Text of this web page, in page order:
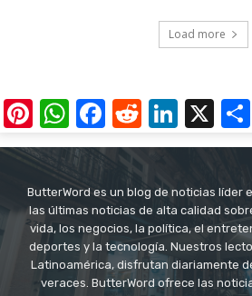
Load more
Pinterest
WhatsApp
Facebook
Reddit X
ButterWord es un blog de noticias líder
las últimas noticias de alta calidad
vida, los negocios, la política, el
deportes y la tecnología. Nuestros
Latinoamérica, disfrutan diariamente
veraces. ButterWord ofrece las